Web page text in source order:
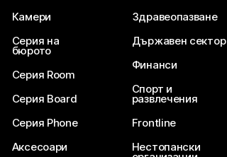
Камери
Серия на
бюрото
Серия Room
Серия Board
Серия Phone
Аксесоари
Здравеопазване
Държавен сектор
Финанси
Спорт и
развлечения
Frontline
Нестопански